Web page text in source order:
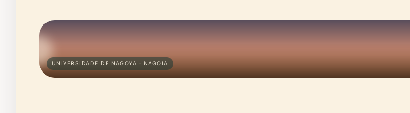
UNIVERSIDADE DE NAGOYA · NAGOIA